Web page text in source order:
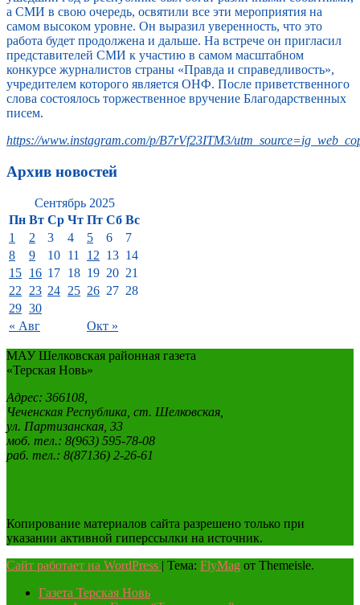
а СМИ в свою очередь, освятили все эти мероприятия на
самом высоком уровне. Он выразил уверенность, что это
работа будет продолжена и дальше. На встрече он пригласил
представителей СМИ к участию в самом масштабном
конкурсе журналистов страны «Правда и справедливость»,
учредителем которого является ОНФ. После приветственного
слова состоялось торжественное вручение Благодарственных
писем.
https://www.instagram.com/p/B7rVf23ITM3/
Архив новостей
Сентябрь 2025
Пн Вт Ср Чт Пт Сб Вс
« Авг Окт »
1 2 3 4 5 6
7
8
9 10 11 12 13 14
15 16 17 18 19 20 21
22
23 24 25 26 27 28
29 30
МАУ Шелковская районная газета
«Терская Новь»
Адрес: 366108,
Чеченская Республика, ст. Шелковская,
ул. Партизанская, 33
моб. тел.: 8(963) 595-78-08
раб. тел.: 8(87136) 2-26-61
Копирование материалов сайта разрешено только при
указании активной гиперссылки на источник.
Сайт работает на WordPress | Тема: FlyMag от Themeisle.
Газета Терская Новь